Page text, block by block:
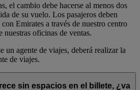
el cambio debe hacerse al menos dos
de su vuelo. Los pasajeros deben
Emirates a través de nuestro centro
nuestras oficinas de ventas.
un agente de viajes, deberá realizar la
de viajes.
sin espacios en el billete, ¿va